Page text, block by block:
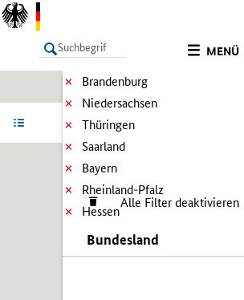
MENÜ
LISTE
Brandenburg
Niedersachsen
Thüringen
Saarland
Bayern
Rheinland-Pfalz
Hessen
Alle Filter deaktivieren
Bundesland